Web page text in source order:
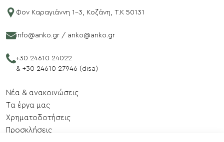
Φον Καραγιάννη 1-3, Κοζάνη, T.K 50131
info@anko.gr / anko@anko.gr
+30 24610 24022
& +30 24610 27946 (disa)
Νέα & ανακοινώσεις
Tα έργα μας
Xρηματοδοτήσεις
Προσκλήσεις